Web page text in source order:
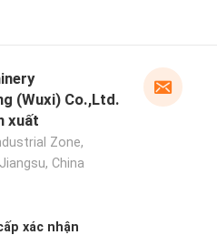
(Wuxi) Co.,Ltd.
xuất
Zone,
China
xác nhận